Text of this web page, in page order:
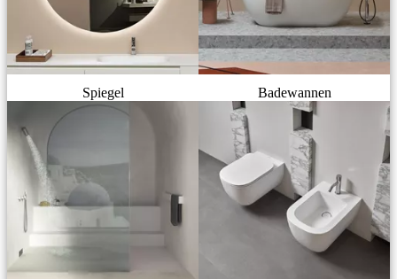
Spiegel Badewannen